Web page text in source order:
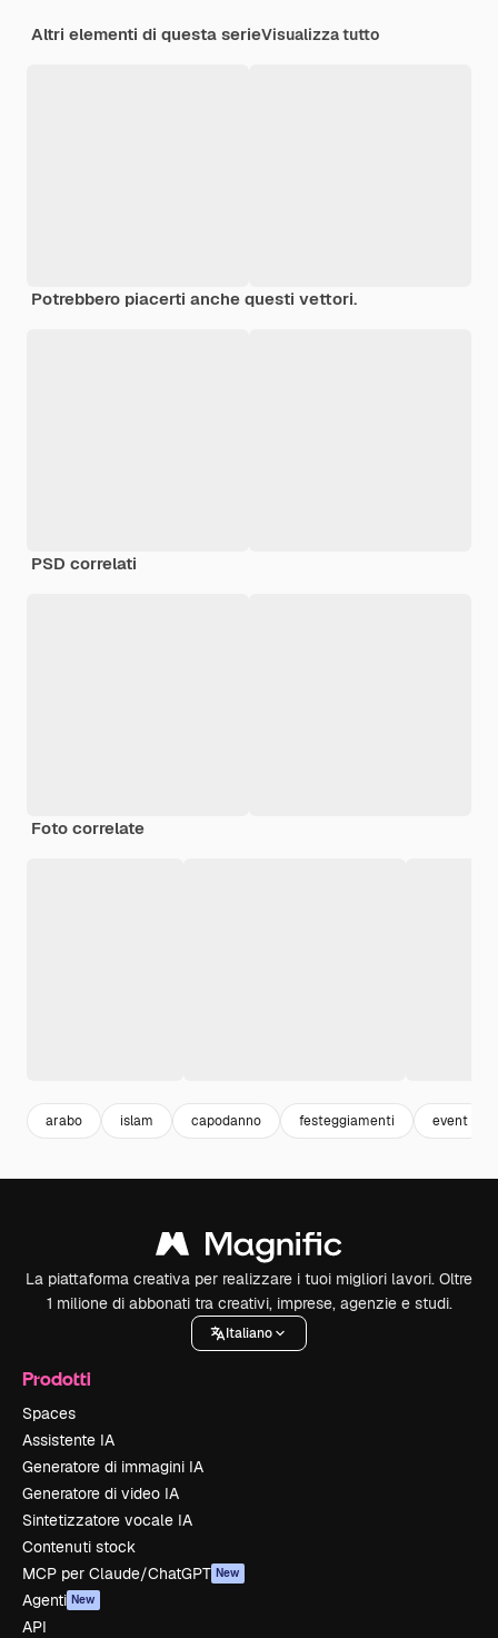
Altri elementi di questa serieVisualizza tutto
Potrebbero piacerti anche questi vettori.
PSD correlati
Foto correlate
arabo islam capodanno festeggiamenti event
La piattaforma creativa per realizzare i tuoi migliori lavori. Oltre
1 milione di abbonati tra creativi, imprese, agenzie e studi.
Italiano
Prodotti
Spaces
Assistente IA
Generatore di immagini IA
Generatore di video IA
Sintetizzatore vocale IA
Contenuti stock
MCP per Claude/ChatGPT New
Agenti New
API